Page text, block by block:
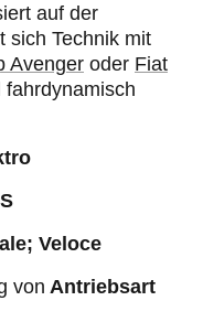
auf der
sich Technik mit
Avenger oder Fiat
Veloce
von Antriebsart